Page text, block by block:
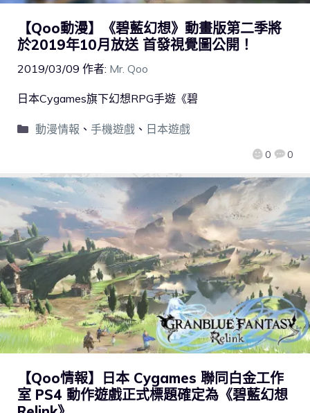
【Qoo動漫】《碧藍幻想》動畫版第二季將
於2019年10月放送 首發視覺圖公開！
2019/03/09 作者: Mr. Qoo
0 0
日本Cygames旗下幻想RPG手遊《碧
動漫情報 、 手機遊戲、 日本遊戲
【Qoo情報】日本 Cygames 聯同白金工作
室 PS4 動作遊戲正式標題確定為《碧藍幻想